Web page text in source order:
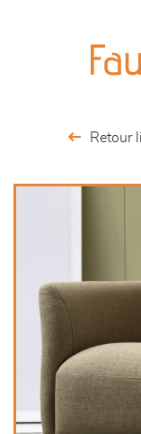
meubles de
décoration
Retour